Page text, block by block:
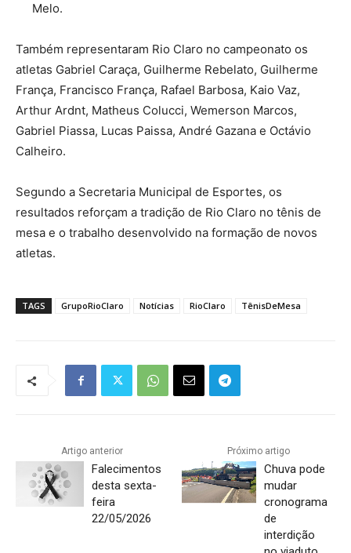
Melo.
Também representaram Rio Claro no campeonato os
atletas Gabriel Caraça, Guilherme Rebelato, Guilherme
França, Francisco França, Rafael Barbosa, Kaio Vaz,
Arthur Ardnt, Matheus Colucci, Wemerson Marcos,
Gabriel Piassa, Lucas Paissa, André Gazana e Octávio
Calheiro.
Segundo a Secretaria Municipal de Esportes, os
resultados reforçam a tradição de Rio Claro no tênis de
mesa e o trabalho desenvolvido na formação de novos
atletas.
TAGS GrupoRioClaro Notícias RioClaro TênisDeMesa
Artigo anterior
Falecimentos
desta sexta-
feira
22/05/2026
Próximo artigo
Chuva pode
mudar
cronograma
de
interdição